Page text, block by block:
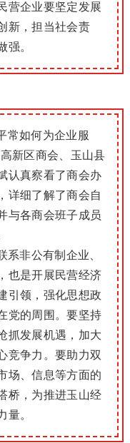
营企业要坚定发展
新，担当社会责
强。
常如何为企业服
新区商会、玉山县
认真察看了商会办
详细了解了商会自
与各商会班子成员
系非公有制企业、
也是开展民营经济
引领，强化思想政
党的周围。要坚持
抓发展机遇，加大
竞争力。要助力双
场、信息等方面的
桥，为推进玉山经
量。